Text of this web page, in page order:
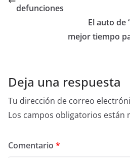
defunciones
El auto de
mejor tiempo
Deja una respuesta
Tu dirección de correo
Los campos obligatorios están
Comentario *